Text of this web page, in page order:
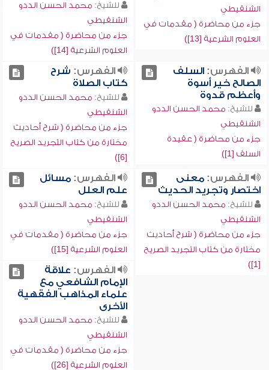
الشنقيطي
جزء من محاضرة ( مقدمات في
العلوم الشرعية [13])
للشيخ: محمد الحسن الددو
الشنقيطي
جزء من محاضرة ( مقدمات في
العلوم الشرعية [14])
الفهرس:السلف
الصالح خير أسوة
وأعظم قدوة
للشيخ: محمد الحسن الددو
الشنقيطي
جزء من محاضرة ( عقيدة
السلف [1])
الفهرس: شرح
كتاب الصلاة
للشيخ: محمد الحسن الددو
الشنقيطي
جزء من محاضرة ( شرح أحاديث
مختارة من كتاب التجريد الصريح
[6])
الفهرس:معنى
اختصار وتجريد الحديث
للشيخ: محمد الحسن الددو
الشنقيطي
جزء من محاضرة ( شرح أحاديث
مختارة من كتاب التجريد الصريح
[1])
الفهرس:مسائل
علم العلل
للشيخ: محمد الحسن الددو
الشنقيطي
جزء من محاضرة ( مقدمات في
العلوم الشرعية [15])
الفهرس: علاقة
الإمام الشافعي مع
علماء المذاهب الفقهية
الأخرى
للشيخ: محمد الحسن الددو
الشنقيطي
جزء من محاضرة ( مقدمات في
العلوم الشرعية [26])